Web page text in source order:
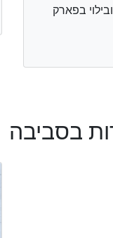
בפארק
בסביבה